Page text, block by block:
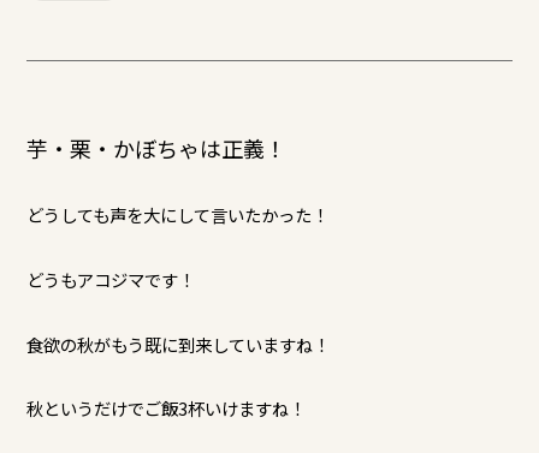
芋・栗・かぼちゃは正義！
どうしても声を大にして言いたかった！
どうもアコジマです！
食欲の秋がもう既に到来していますね！
秋というだけでご飯3杯いけますね！